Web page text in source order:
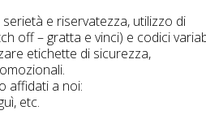
e riservatezza, utilizzo di
off – gratta e vinci) e codici
etichette di sicurezza,
affidati a noi:
etc.